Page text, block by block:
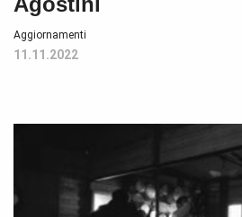
Aggiornamenti
11.11.2022